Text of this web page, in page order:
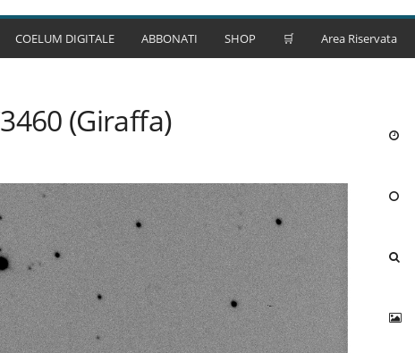
COELUM DIGITALE ABBONATI SHOP 🛒 Area Riservata
(Giraffa)